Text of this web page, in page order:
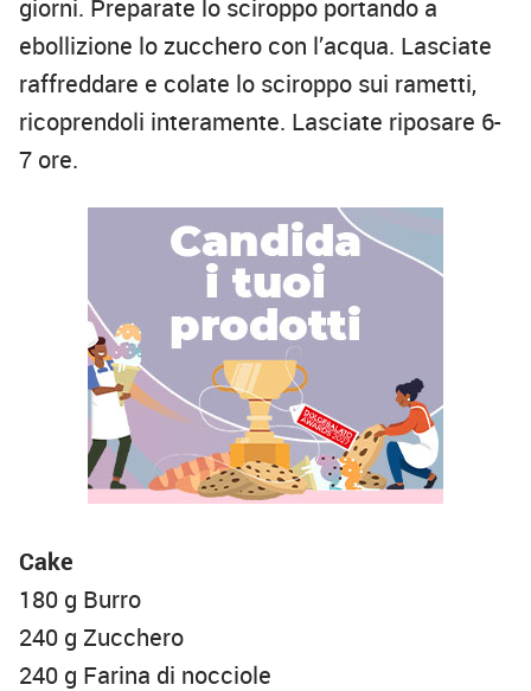
giorni. Preparate lo sciroppo portando a
ebollizione lo zucchero con l’acqua. Lasciate
raffreddare e colate lo sciroppo sui rametti,
ricoprendoli interamente. Lasciate riposare 6-
7 ore.
Cake
180 g Burro
240 g Zucchero
240 g Farina di nocciole